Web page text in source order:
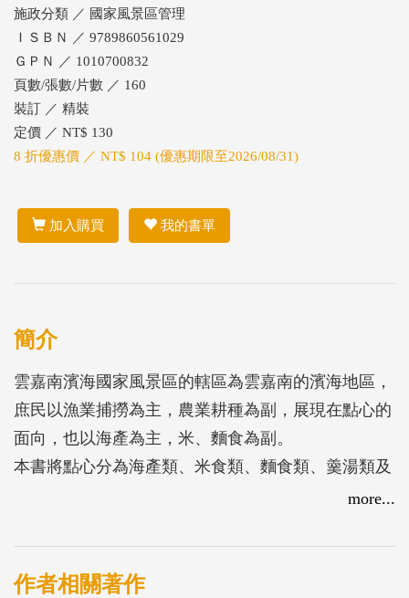
施政分類 ／ 國家風景區管理
ＩＳＢＮ ／ 9789860561029
ＧＰＮ ／ 1010700832
頁數/張數/片數 ／ 160
裝訂 ／ 精裝
定價 ／ NT$ 130
8 折優惠價 ／ NT$ 104 (優惠期限至2026/08/31)
加入購買 我的書單
簡介
雲嘉南濱海國家風景區的轄區為雲嘉南的濱海地區，
庶民以漁業捕撈為主，農業耕種為副，展現在點心的
面向，也以海產為主，米、麵食為副。
本書將點心分為海產類、米食類、麵食類、羹湯類及
其他等五大類，每大類下再分數小類，每小類下則為
極易歸類外，大多數的攤販、店家都販售兩樣以上的
餐食，則以其主打餐食為歸類依據，在介紹其主要餐
more...
作者相關著作